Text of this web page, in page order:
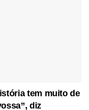
tem muito de
diz